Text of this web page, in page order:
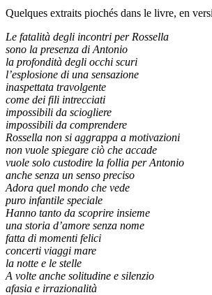
Quelques extraits piochés dans le livre, en
Le fatalità degli incontri per Rossella
sono la presenza di Antonio
la profondità degli occhi scuri
l’esplosione di una sensazione
inaspettata travolgente
come dei fili intrecciati
impossibili da sciogliere
impossibili da comprendere
Rossella non si aggrappa a motivazioni
non vuole spiegare ciò che accade
vuole solo custodire la follia per Antonio
anche senza un senso preciso
Adora quel mondo che vede
puro infantile speciale
Hanno tanto da scoprire insieme
una storia d’amore senza nome
fatta di momenti felici
concerti viaggi mare
la notte e le stelle
A volte anche solitudine e silenzio
afasia e irrazionalità